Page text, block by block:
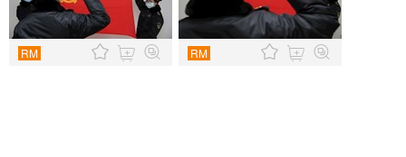
RM RM